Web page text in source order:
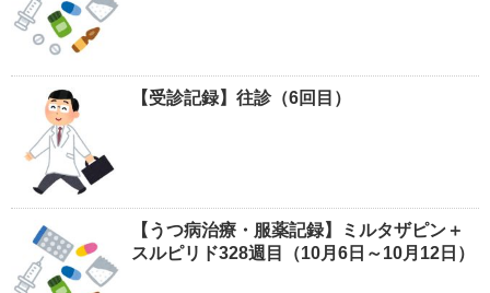
【受診記録】往診（6回目）
【うつ病治療・服薬記録】ミルタザピン＋
スルピリド328週目（10月6日～10月12日）